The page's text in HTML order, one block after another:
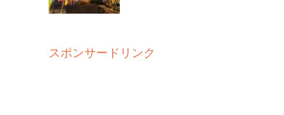
スポンサードリンク